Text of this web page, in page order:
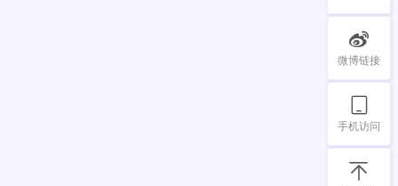
微博链接
手机访问